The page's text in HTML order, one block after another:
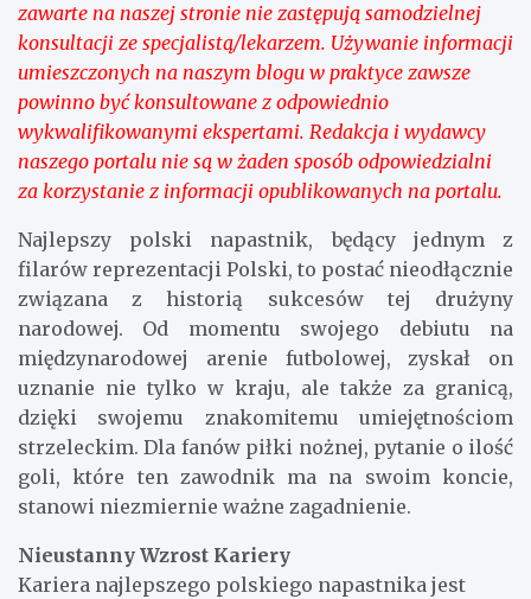
zawarte na naszej stronie nie zastępują samodzielnej
konsultacji ze specjalistą/lekarzem. Używanie informacji
umieszczonych na naszym blogu w praktyce zawsze
powinno być konsultowane z odpowiednio
wykwalifikowanymi ekspertami. Redakcja i wydawcy
naszego portalu nie są w żaden sposób odpowiedzialni
za korzystanie z informacji opublikowanych na portalu.
Najlepszy polski napastnik, będący jednym z
filarów reprezentacji Polski, to postać nieodłącznie
związana z historią sukcesów tej drużyny
narodowej. Od momentu swojego debiutu na
międzynarodowej arenie futbolowej, zyskał on
uznanie nie tylko w kraju, ale także za granicą,
dzięki swojemu znakomitemu umiejętnościom
strzeleckim. Dla fanów piłki nożnej, pytanie o ilość
goli, które ten zawodnik ma na swoim koncie,
stanowi niezmiernie ważne zagadnienie.
Nieustanny Wzrost Kariery
Kariera najlepszego polskiego napastnika jest